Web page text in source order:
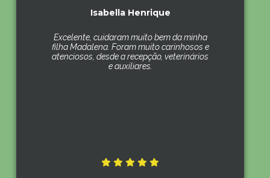
Isabella Henrique
Excelente, cuidaram muito bem da minha
filha Madalena. Foram muito carinhosos e
atenciosos, desde a recepção, veterinários
e auxiliares.